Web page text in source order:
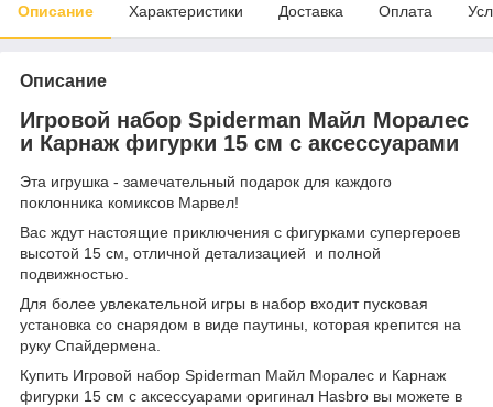
Описание Характеристики Доставка Оплата
Описание
Игровой набор Spiderman Майл Моралес
и Карнаж фигурки 15 см с аксессуарами
Эта игрушка - замечательный подарок для каждого
поклонника комиксов Марвел!
Вас ждут настоящие приключения с фигурками супергероев
высотой 15 см, отличной детализацией и полной
подвижностью.
Для более увлекательной игры в набор входит пусковая
установка со снарядом в виде паутины, которая крепится на
руку Спайдермена.
Купить Игровой набор Spiderman Майл Моралес и Карнаж
фигурки 15 см с аксессуарами оригинал Hasbro вы можете в